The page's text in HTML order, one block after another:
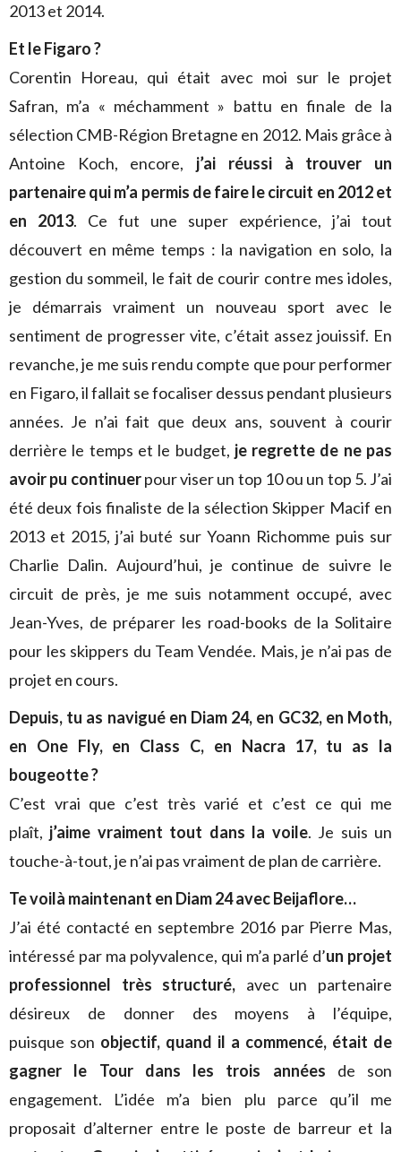
2013 et 2014.
Et le Figaro ?
Corentin Horeau, qui était avec moi sur le projet
Safran, m’a « méchamment » battu en finale de la
sélection CMB-Région Bretagne en 2012. Mais grâce à
Antoine Koch, encore, j’ai réussi à trouver un
partenaire qui m’a permis de faire le circuit en 2012 et
en 2013. Ce fut une super expérience, j’ai tout
découvert en même temps : la navigation en solo, la
gestion du sommeil, le fait de courir contre mes idoles,
je démarrais vraiment un nouveau sport avec le
sentiment de progresser vite, c’était assez jouissif. En
revanche, je me suis rendu compte que pour performer
en Figaro, il fallait se focaliser dessus pendant plusieurs
années. Je n’ai fait que deux ans, souvent à courir
derrière le temps et le budget, je regrette de ne pas
avoir pu continuerpour viser un top 10 ou un top 5. J’ai
été deux fois finaliste de la sélection Skipper Macif en
2013 et 2015, j’ai buté sur Yoann Richomme puis sur
Charlie Dalin. Aujourd’hui, je continue de suivre le
circuit de près, je me suis notamment occupé, avec
Jean-Yves, de préparer les road-books de la Solitaire
pour les skippers du Team Vendée. Mais, je n’ai pas de
projet en cours.
Depuis, tu as navigué en Diam 24, en GC32, en Moth,
en One Fly, en Class C, en Nacra 17, tu as la
bougeotte ?
C’est vrai que c’est très varié et c’est ce qui me
plaît, j’aime vraiment tout dans la voile. Je suis un
touche-à-tout, je n’ai pas vraiment de plan de carrière.
Te voilà maintenant en Diam 24 avec Beijaflore…
J’ai été contacté en septembre 2016 par Pierre Mas,
intéressé par ma polyvalence, qui m’a parlé d’un projet
professionnel très structuré, avec un partenaire
désireux de donner des moyens à l’équipe,
puisque son objectif, quand il a commencé, était de
gagner le Tour dans les trois années de son
engagement. L’idée m’a bien plu parce qu’il me
proposait d’alterner entre le poste de barreur et la